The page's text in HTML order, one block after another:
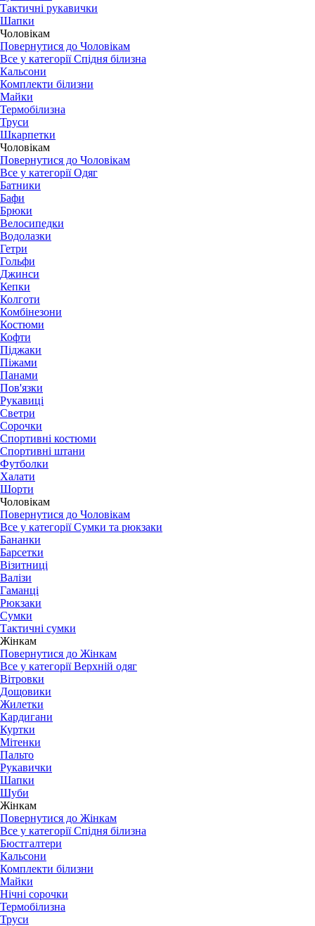
Тактичні рукавички
Шапки
Чоловікам
Повернутися до Чоловікам
Все у категорії Спідня білизна
Кальсони
Комплекти білизни
Майки
Термобілизна
Труси
Шкарпетки
Чоловікам
Повернутися до Чоловікам
Все у категорії Одяг
Батники
Бафи
Брюки
Велосипедки
Водолазки
Гетри
Гольфи
Джинси
Кепки
Колготи
Комбінезони
Костюми
Кофти
Піджаки
Піжами
Панами
Пов'язки
Рукавиці
Светри
Сорочки
Спортивні костюми
Спортивні штани
Футболки
Халати
Шорти
Чоловікам
Повернутися до Чоловікам
Все у категорії Сумки та рюкзаки
Бананки
Барсетки
Візитниці
Валізи
Гаманці
Рюкзаки
Сумки
Тактичні сумки
Жінкам
Повернутися до Жінкам
Все у категорії Верхній одяг
Вітровки
Дощовики
Жилетки
Кардигани
Куртки
Мітенки
Пальто
Рукавички
Шапки
Шуби
Жінкам
Повернутися до Жінкам
Все у категорії Спідня білизна
Бюстгалтери
Кальсони
Комплекти білизни
Майки
Нічні сорочки
Термобілизна
Труси